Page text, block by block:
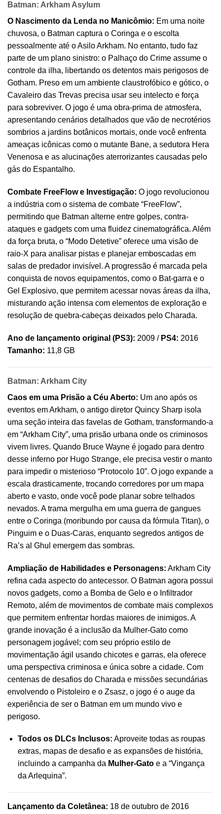
Batman: Arkham Asylum
O Nascimento da Lenda no Manicômio: Em uma noite
chuvosa, o Batman captura o Coringa e o escolta
pessoalmente até o Asilo Arkham. No entanto, tudo faz
parte de um plano sinistro: o Palhaço do Crime assume o
controle da ilha, libertando os detentos mais perigosos de
Gotham. Preso em um ambiente claustrofóbico e gótico, o
Cavaleiro das Trevas precisa usar seu intelecto e força
para sobreviver. O jogo é uma obra-prima de atmosfera,
apresentando cenários detalhados que vão de necrotérios
sombrios a jardins botânicos mortais, onde você enfrenta
ameaças icônicas como o mutante Bane, a sedutora Hera
Venenosa e as alucinações aterrorizantes causadas pelo
gás do Espantalho.
Combate FreeFlow e Investigação: O jogo revolucionou
a indústria com o sistema de combate “FreeFlow”,
permitindo que Batman alterne entre golpes, contra-
ataques e gadgets com uma fluidez cinematográfica. Além
da força bruta, o “Modo Detetive” oferece uma visão de
raio-X para analisar pistas e planejar emboscadas em
salas de predador invisível. A progressão é marcada pela
conquista de novos equipamentos, como o Bat-garra e o
Gel Explosivo, que permitem acessar novas áreas da ilha,
misturando ação intensa com elementos de exploração e
resolução de quebra-cabeças deixados pelo Charada.
Ano de lançamento original (PS3): 2009 / PS4: 2016
Tamanho: 11,8 GB
Batman: Arkham City
Caos em uma Prisão a Céu Aberto: Um ano após os
eventos em Arkham, o antigo diretor Quincy Sharp isola
uma seção inteira das favelas de Gotham, transformando-a
em “Arkham City”, uma prisão urbana onde os criminosos
vivem livres. Quando Bruce Wayne é jogado para dentro
desse inferno por Hugo Strange, ele precisa vestir o manto
para impedir o misterioso “Protocolo 10”. O jogo expande a
escala drasticamente, trocando corredores por um mapa
aberto e vasto, onde você pode planar sobre telhados
nevados. A trama mergulha em uma guerra de gangues
entre o Coringa (moribundo por causa da fórmula Titan), o
Pinguim e o Duas-Caras, enquanto segredos antigos de
Ra’s al Ghul emergem das sombras.
Ampliação de Habilidades e Personagens: Arkham City
refina cada aspecto do antecessor. O Batman agora possui
novos gadgets, como a Bomba de Gelo e o Infiltrador
Remoto, além de movimentos de combate mais complexos
que permitem enfrentar hordas maiores de inimigos. A
grande inovação é a inclusão da Mulher-Gato como
personagem jogável; com seu próprio estilo de
movimentação ágil usando chicotes e garras, ela oferece
uma perspectiva criminosa e única sobre a cidade. Com
centenas de desafios do Charada e missões secundárias
envolvendo o Pistoleiro e o Zsasz, o jogo é o auge da
experiência de ser o Batman em um mundo vivo e
perigoso.
Todos os DLCs Inclusos: Aproveite todas as roupas
extras, mapas de desafio e as expansões de história,
incluindo a campanha da Mulher-Gatoe a “Vingança
da Arlequina”.
Lançamento da Coletânea: 18 de outubro de 2016